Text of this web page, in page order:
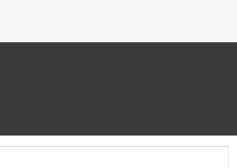
DEM Partî hişyarî ye